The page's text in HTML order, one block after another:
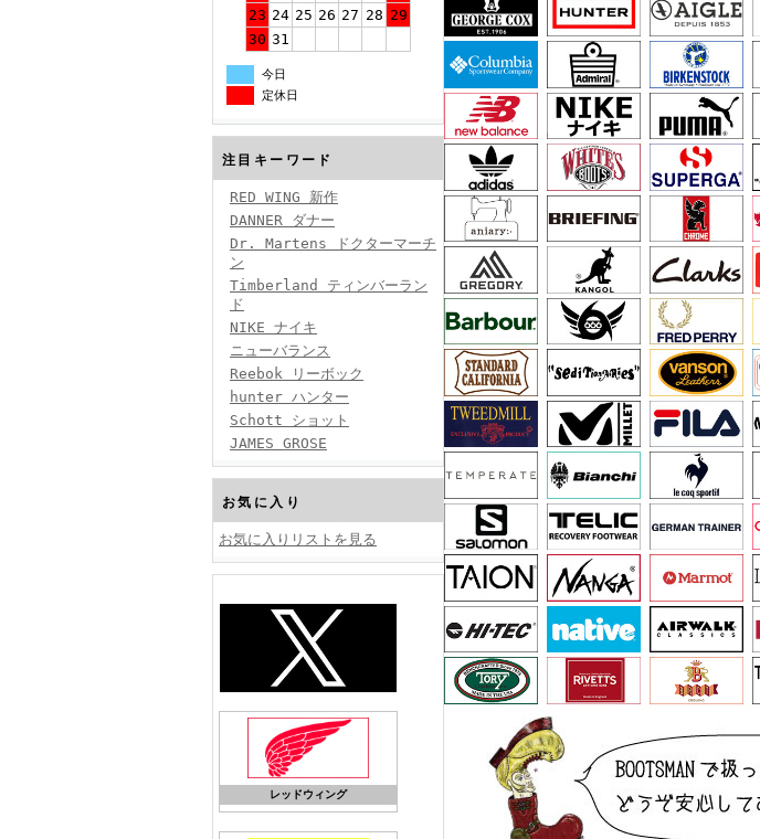
23 24 25 26 27 28 29
30 31
今日
定休日
注目キーワード
RED WING 新作
DANNER ダナー
Dr. Martens ドクターマーチ
ン
Timberland ティンバーラン
ド
NIKE ナイキ
ニューバランス
Reebok リーボック
hunter ハンター
Schott ショット
JAMES GROSE
お気に入り
お気に入りリストを見る
レッドウィング